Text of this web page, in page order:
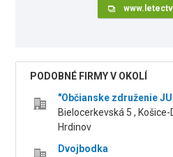
PODOBNÉ FIRMY V OKOLÍ
"Občianske združenie
Bielocerkevská 5 ,
Hrdinov
Dvojbodka